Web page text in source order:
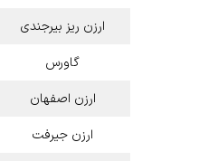
ارزن ریز بیرجندی
گاورس
ارزن اصفهان
ارزن جیرفت